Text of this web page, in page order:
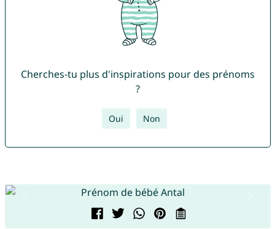
Cherches-tu plus d'inspirations pour des prénoms
?
Oui Non